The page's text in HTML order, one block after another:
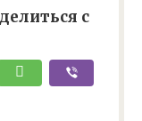
с